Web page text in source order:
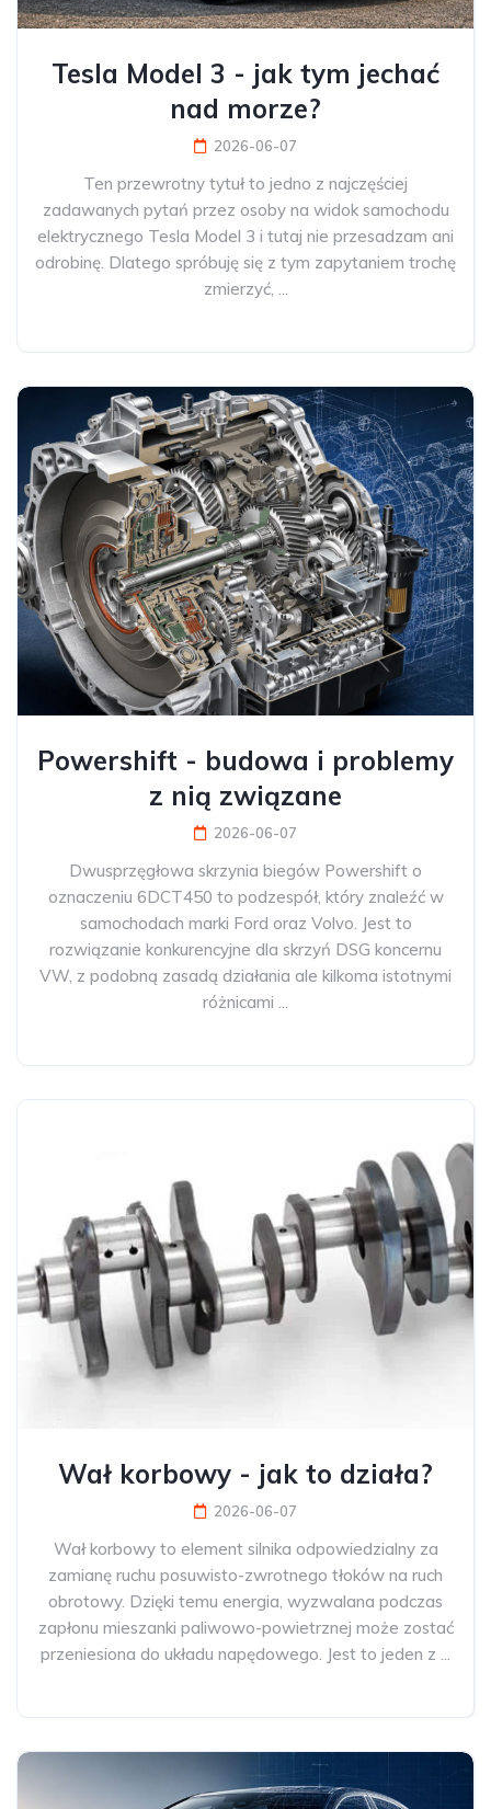
Tesla Model 3 - jak tym jechać
nad morze?
2026-06-07
Ten przewrotny tytuł to jedno z najczęściej
zadawanych pytań przez osoby na widok samochodu
elektrycznego Tesla Model 3 i tutaj nie przesadzam ani
odrobinę. Dlatego spróbuję się z tym zapytaniem trochę
zmierzyć, ...
Powershift - budowa i problemy
z nią związane
2026-06-07
Dwusprzęgłowa skrzynia biegów Powershift o
oznaczeniu 6DCT450 to podzespół, który znaleźć w
samochodach marki Ford oraz Volvo. Jest to
rozwiązanie konkurencyjne dla skrzyń DSG koncernu
VW, z podobną zasadą działania ale kilkoma istotnymi
różnicami ...
Wał korbowy - jak to działa?
2026-06-07
Wał korbowy to element silnika odpowiedzialny za
zamianę ruchu posuwisto-zwrotnego tłoków na ruch
obrotowy. Dzięki temu energia, wyzwalana podczas
zapłonu mieszanki paliwowo-powietrznej może zostać
przeniesiona do układu napędowego. Jest to jeden z ...